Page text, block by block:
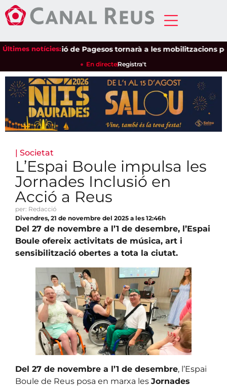
Últimes notícies:Unió de Pagesos tornarà a les mobilitzacions per
En directeRegistra't
| Societat
L’Espai Boule impulsa les
Jornades Inclusió en
Acció a Reus
per: Redacció
Divendres, 21 de novembre del 2025 a les 12:46h
Del 27 de novembre a l’1 de desembre, l’Espai
Boule ofereix activitats de música, art i
sensibilització obertes a tota la ciutat.
Del 27 de novembre a l’1 de desembre, l’Espai
Boule de Reus posa en marxa les Jornades